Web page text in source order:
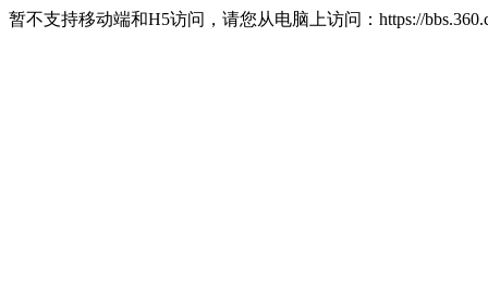
暂不支持移动端和H5访问，请您从电脑上访问：https://